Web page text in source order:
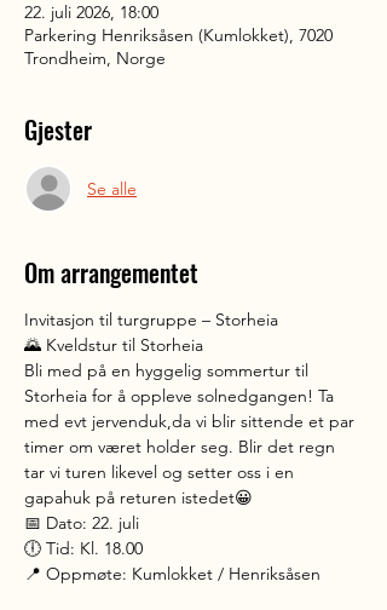
22. juli 2026, 18:00
Parkering Henriksåsen (Kumlokket), 7020
Trondheim, Norge
Gjester
Se alle
Om arrangementet
Invitasjon til turgruppe – Storheia
🌄 Kveldstur til Storheia
Bli med på en hyggelig sommertur til
Storheia for å oppleve solnedgangen! Ta
med evt jervenduk,da vi blir sittende et par
timer om været holder seg. Blir det regn
tar vi turen likevel og setter oss i en
gapahuk på returen istedet😀
📅 Dato: 22. juli
🕕 Tid: Kl. 18.00
📍 Oppmøte: Kumlokket / Henriksåsen